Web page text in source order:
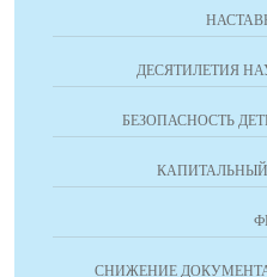
ДЕСЯТИЛЕТИЯ
БЕЗОПАСНОСТЬ
СНИЖЕНИЕ